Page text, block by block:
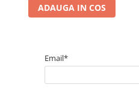
ADAUGA IN COS
Email*